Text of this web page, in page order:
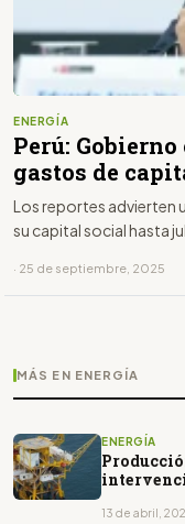
ENERGÍA
Perú:
gastos de
Los reportes advierten
su capital social hasta
· 25 de septiembre, 2025
MÁS EN ENERGÍA
ENERGÍA
13 de abril,